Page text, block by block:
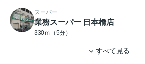
スーパー
業務スーパー 日本橋店
330ｍ（5分）
すべて見る